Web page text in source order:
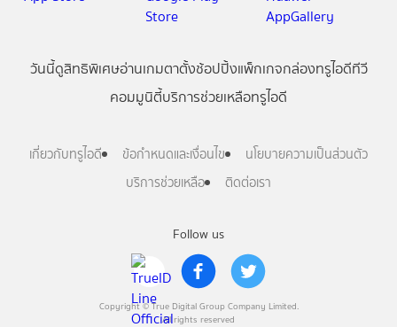
Follow us
Copyright © True Digital Group Company Limited.
All rights reserved
วันนี้ดูสิทธิพิเศษอ่านเกมตาตั้งช้อปปิ้งแพ็กเกจกล่องทรูไอดีทีวี
คอมมูนิตี้บริการช่วยเหลือทรูไอดี
เกี่ยวกับทรูไอดี ข้อกำหนดและเงื่อนไข
นโยบายความเป็นส่วนตัว
บริการช่วยเหลือ
ติดต่อเรา